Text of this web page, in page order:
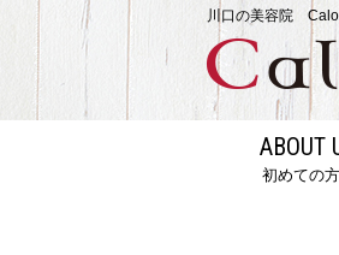
川口の美容院 Calor
ABOUT
初めての